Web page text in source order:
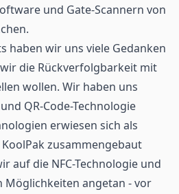
und Gate-Scannern von
haben wir uns viele Gedanken
die Rückverfolgbarkeit mit
wollen. Wir haben uns
QR-Code-Technologie
erwiesen sich als
zusammengebaut
auf die NFC-Technologie und
angetan - vor